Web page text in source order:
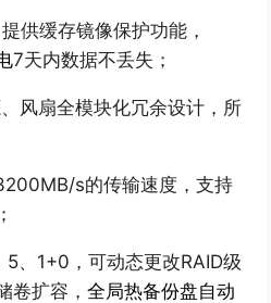
供缓存镜像保护功能，
7天内数据不丢失；
风扇全模块化冗余设计， 所
s的传输速度，支持
5、 1+0 ，可动态更改RAID级
卷扩容，全局热备份盘自动